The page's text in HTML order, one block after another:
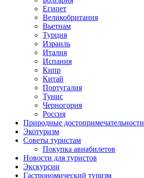
Египет
Великобритания
Вьетнам
Турция
Израиль
Италия
Испания
Кипр
Китай
Португалия
Тунис
Черногория
Россия
Природные достопримечательности
Экотуризм
Советы туристам
Покупка авиабилетов
Новости для туристов
Экскурсии
Гастрономический туризм